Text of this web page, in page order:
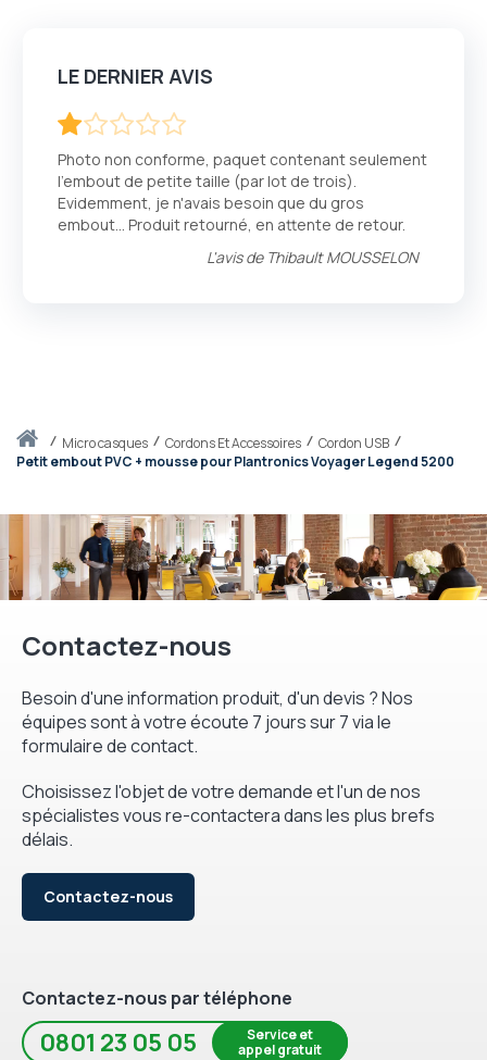
Accueilmicro casques Cordons Et Accessoires
Cordon USB
Petit embout PVC + mousse pour Plantronics Voyager Legend 5200
LE DERNIER AVIS
Photo non conforme, paquet contenant seulement
l'embout de petite taille (par lot de trois).
Evidemment, je n'avais besoin que du gros
embout... Produit retourné, en attente de retour.
L'avis de Thibault MOUSSELON
Contactez-nous
Besoin d'une information produit, d'un devis ? Nos
équipes sont à votre écoute 7 jours sur 7 via le
formulaire de contact.
Choisissez l'objet de votre demande et l'un de nos
spécialistes vous re-contactera dans les plus brefs
délais.
Contactez-nous
Contactez-nous par téléphone
0801 23 05 05
Service et
appel gratuit